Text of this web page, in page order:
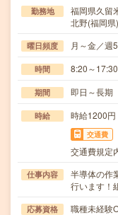
勤務地
福岡県久留
北野(福岡
曜日頻度 月～金／週
時間 8:20～
期間 即日～長期
時給 時給1200円
交通費
交通費規定
仕事内容
半導体の作
行います！
応募資格
職種未経験